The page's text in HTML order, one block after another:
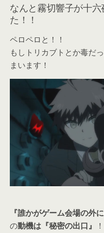
なんと霧切響子が十
た！！
ペロペロと！！
もしトリカブトとか毒だ
まいます！
『誰かがゲーム会場の外に
の動機は『秘密の出口』
！